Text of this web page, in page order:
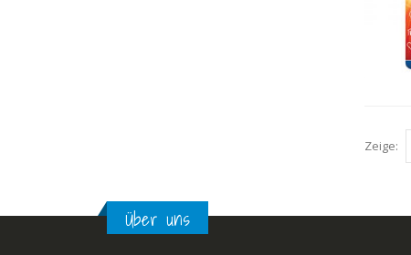
Zeige:
Über uns